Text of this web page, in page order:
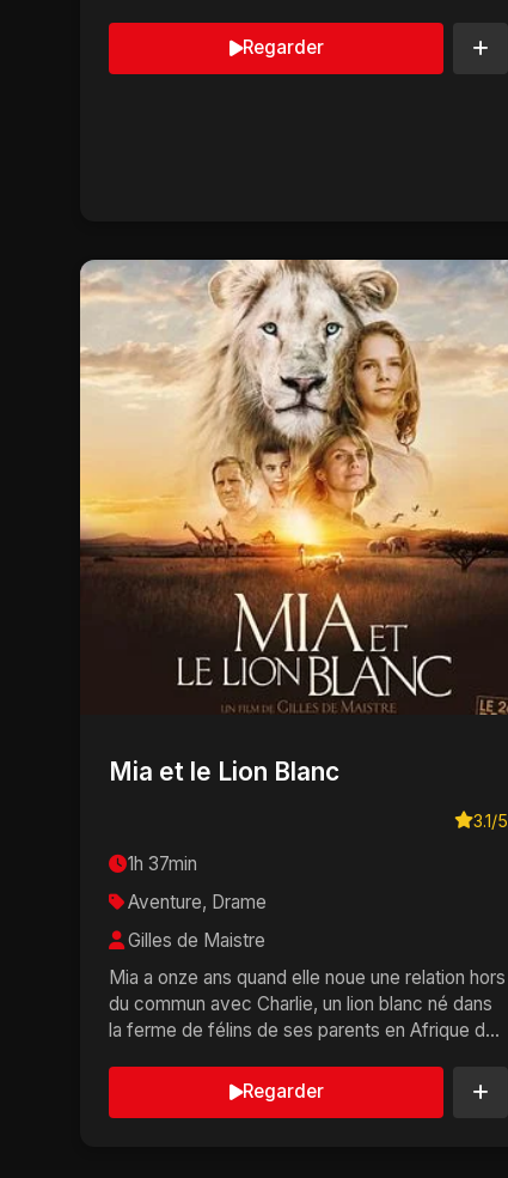
Regarder
Mia et le Lion Blanc
3.1/5
1h 37min
Aventure, Drame
Gilles de Maistre
Mia a onze ans quand elle noue une relation hors
du commun avec Charlie, un lion blanc né dans
la ferme de félins de ses parents en Afrique du
Regarder